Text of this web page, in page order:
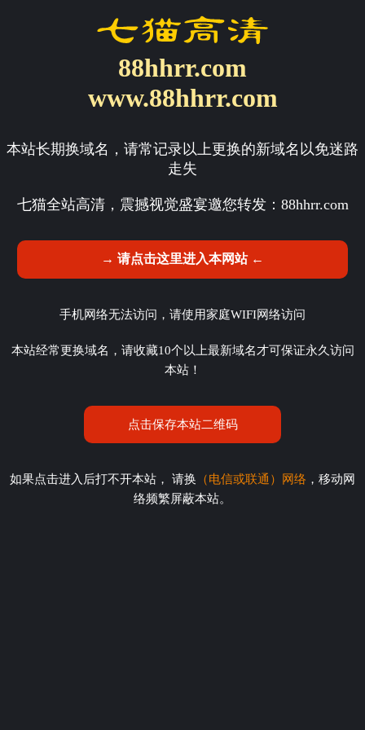
88hhrr.com
www.88hhrr.com
本站长期换域名，请常记录以上更换的新域名以免迷路
走失
七猫全站高清，震撼视觉盛宴邀您转发： 88hhrr.com
→ 请点击这里进入本网站 ←
手机网络无法访问，请使用家庭WIFI网络访问
本站经常更换域名，请收藏10个以上最新域名才可保证永久访问
本站！
点击保存本站二维码
如果点击进入后打不开本站， 请换 （电信或联通）网络 ，移动网
络频繁屏蔽本站。